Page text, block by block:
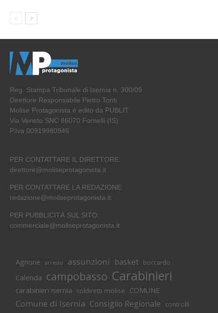
Reg. Stampa Tribunale di Isernia n. 300/09
Direttore Responsabile Pietro Tonti
Molise Protagonista è edito da PUBLIT
Via Veneto SNC 86070 Fornelli (IS)
P.Iva 00919980946
PER CONTATTARE IL DIRETTORE:
direttore@moliseprotagonista.it
PER CONTATTARE LA REDAZIONE:
redazione@moliseprotagonista.it
PER PUBBLICITÀ SUL SITO:
commerciale@moliseprotagonista.it
Agnone arresto assunzioni basket boccardo
Calenda campobasso Carabinieri
carabinieri isernia coldiretti molise COMUNE
Comune di Isernia Consiglio Regionale controlli